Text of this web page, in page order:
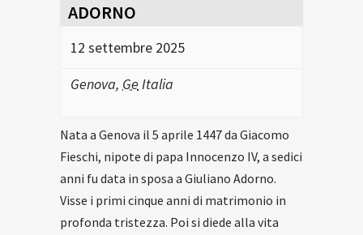
ADORNO
12 settembre 2025
Genova, Ge Italia
Nata a Genova il 5 aprile 1447 da Giacomo
Fieschi, nipote di papa Innocenzo IV, a sedici
anni fu data in sposa a Giuliano Adorno.
Visse i primi cinque anni di matrimonio in
profonda tristezza. Poi si diede alla vita